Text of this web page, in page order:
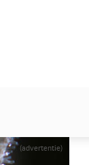
(advertentie)